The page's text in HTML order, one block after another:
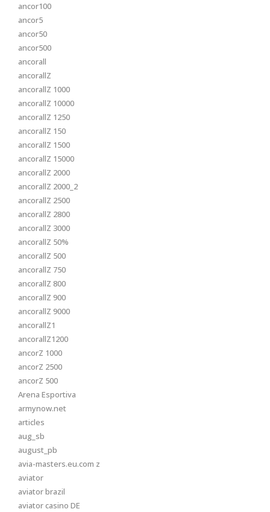
ancor100
ancor5
ancor50
ancor500
ancorall
ancorallZ
ancorallZ 1000
ancorallZ 10000
ancorallZ 1250
ancorallZ 150
ancorallZ 1500
ancorallZ 15000
ancorallZ 2000
ancorallZ 2000_2
ancorallZ 2500
ancorallZ 2800
ancorallZ 3000
ancorallZ 50%
ancorallZ 500
ancorallZ 750
ancorallZ 800
ancorallZ 900
ancorallZ 9000
ancorallZ1
ancorallZ1200
ancorZ 1000
ancorZ 2500
ancorZ 500
Arena Esportiva
armynow.net
articles
aug_sb
august_pb
avia-masters.eu.com z
aviator
aviator brazil
aviator casino DE